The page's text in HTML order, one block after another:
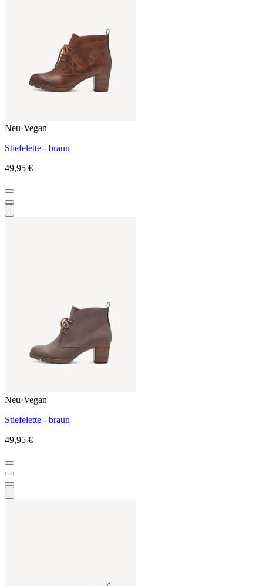
Neu·Vegan
Stiefelette - braun
49,95 €
Neu·Vegan
Stiefelette - braun
49,95 €